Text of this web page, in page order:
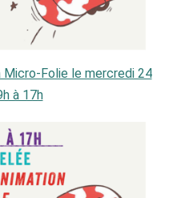
Micro-Folie le mercredi 24
à 17h